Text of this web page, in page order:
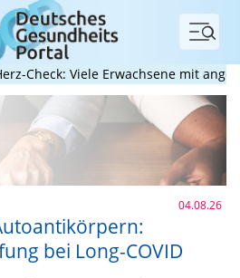
Menü
Viele Erwachsene mit
04.08.26
bei Long-COVID